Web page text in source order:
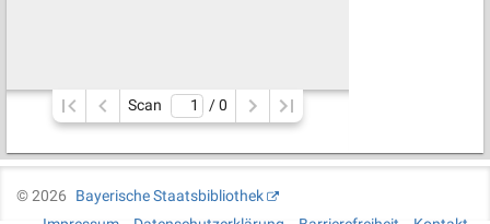
Scan / 0
©2026
Bayerische Staatsbibliothek